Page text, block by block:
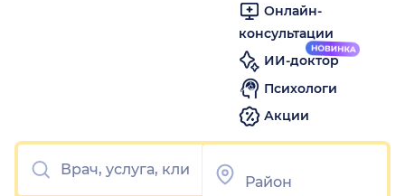
Онлайн-
консультации
ИИ-доктор
Психологи
Акции